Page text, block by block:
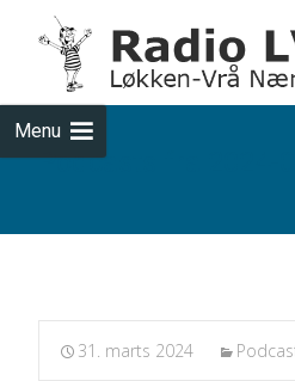
Menu
Podcasts fra 2024-
31. marts 2024